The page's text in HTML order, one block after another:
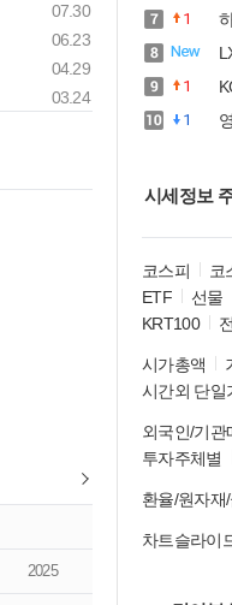
07.30
06.23
04.29
03.24
2025
1
1
1
시세정보
코스피 코
ETF
선물
KRT100
시가총액
시간외 단일
외국인/기관
투자주체별
환율/원자재
차트슬라이